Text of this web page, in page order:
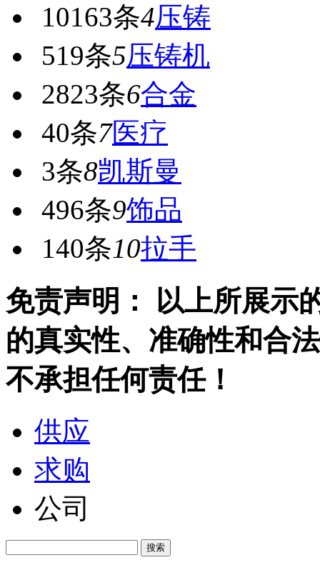
10163条4压铸
519条5压铸机
2823条6合金
40条7医疗
3条8凯斯曼
496条9饰品
140条10拉手
免责声明： 以上所展示
的真实性、准确性和合
不承担任何责任！
供应
求购
公司